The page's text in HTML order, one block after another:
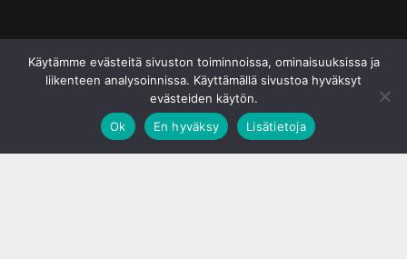
Käytämme evästeitä sivuston toiminnoissa, ominaisuuksissa ja
liikenteen analysoinnissa. Käyttämällä sivustoa hyväksyt
evästeiden käytön.
Ok
En hyväksy Lisätietoja